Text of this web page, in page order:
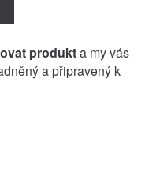
produkta my vás
a připravený k